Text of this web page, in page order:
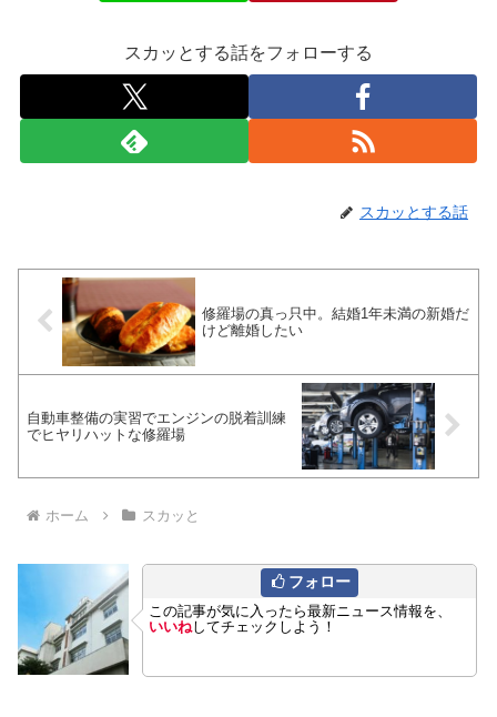
スカッとする話をフォローする
スカッとする話
修羅場の真っ只中。結婚1年未満の新婚だ
けど離婚したい
自動車整備の実習でエンジンの脱着訓練
でヒヤリハットな修羅場
ホーム スカッと
フォロー
この記事が気に入ったら最新ニュース情報を、
いいねしてチェックしよう！